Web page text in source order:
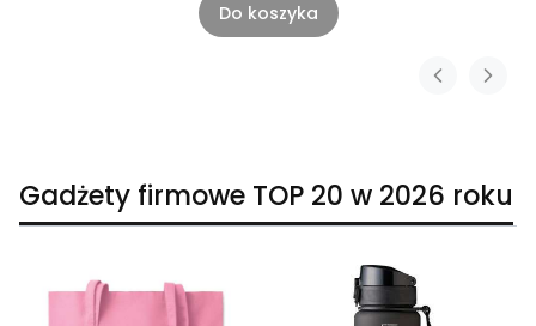
Do koszyka
Gadżety firmowe TOP 20 w 2026 roku